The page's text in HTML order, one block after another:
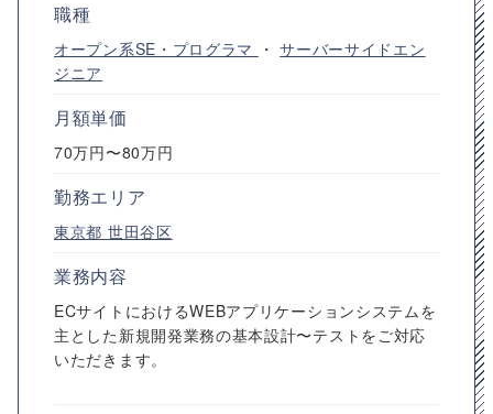
職種
オープン系SE・プログラマ ・サーバーサイドエン
ジニア
月額単価
70万円〜80万円
勤務エリア
東京都 世田谷区
業務内容
ECサイトにおけるWEBアプリケーションシステムを
主とした新規開発業務の基本設計〜テストをご対応
いただきます。